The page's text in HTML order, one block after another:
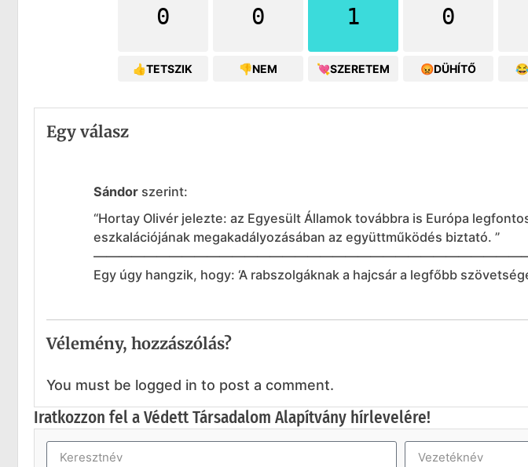
0
👍TETSZIK
0
👎NEM
1
💘SZERETEM
0
😡DÜHÍTŐ
Egy válasz
Sándor szerint:
“Hortay Olivér jelezte: az Egyesült Államok továbbra is Európa
eszkalációjának megakadályozásában az együttműködés biztató. ”
Egy úgy hangzik, hogy: ‘A rabszolgáknak a hajcsár a legfőbb
Vélemény, hozzászólás?
You must be logged in to post a comment.
Iratkozzon fel a Védett Társadalom Alapítvány hírlevelére!